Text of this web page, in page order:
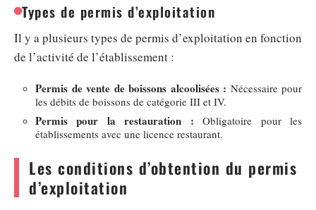
Types de permis d’exploitation
Il y a plusieurs types de permis d’exploitation en fonction
de l’activité de l’établissement :
Permis de vente de boissons alcoolisées : Nécessaire pour
les débits de boissons de catégorie III et IV.
Permis pour la restauration : Obligatoire pour les
établissements avec une licence restaurant.
Les conditions d’obtention du permis
d’exploitation